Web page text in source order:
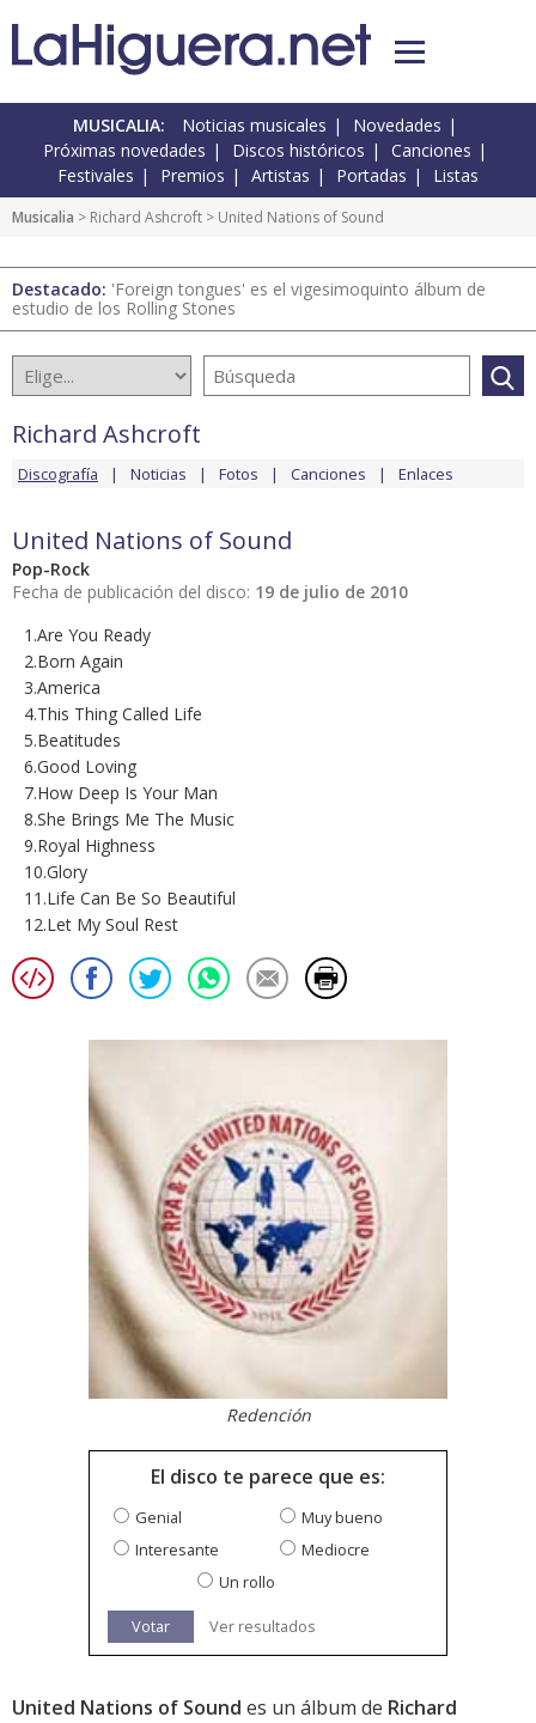
MUSICALIA: Noticias musicales
Novedades
Próximas novedades
Discos históricos
Canciones
Festivales
Premios Artistas Portadas Listas
Musicalia > Richard Ashcroft > United Nations of Sound
Destacado: 'Foreign tongues' es el vigesimoquinto álbum de
estudio de los Rolling Stones
Richard Ashcroft
Discografía Noticias Fotos Canciones Enlaces
United Nations of Sound
Pop-Rock
Fecha de publicación del disco: 19 de julio de 2010
1.Are You Ready
2.Born Again
3.America
4.This Thing Called Life
5.Beatitudes
6.Good Loving
7.How Deep Is Your Man
8.She Brings Me The Music
9.Royal Highness
10.Glory
11.Life Can Be So Beautiful
12.Let My Soul Rest
Redención
El disco te parece que es:
Genial
Muy bueno
Interesante
Mediocre
Un rollo
Votar Ver resultados
United Nations of Sound es un álbum de Richard